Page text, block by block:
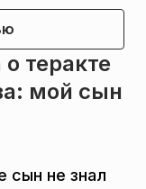
теракте
мой сын
сын не знал